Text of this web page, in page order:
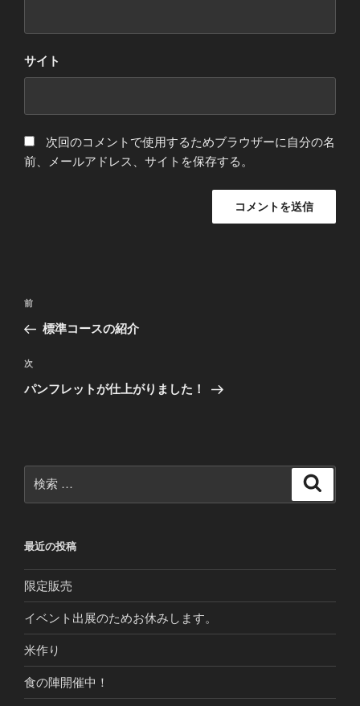
サイト
次回のコメントで使用するためブラウザーに自分の名
前、メールアドレス、サイトを保存する。
投
ナ
ビ
ゲ
ン
過
去
投
稿
前
標準コースの紹介
次
の
次
パンフレットが仕上がりました！
索:
最近の投稿
限定販売
イベント出展のためお休みします。
米作り
食の陣開催中！